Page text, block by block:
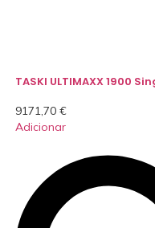
TASKI ULTIMAXX 1900
9171,70 €
Adicionar